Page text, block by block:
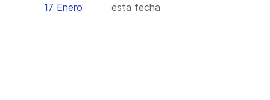
17 Enero
esta fecha